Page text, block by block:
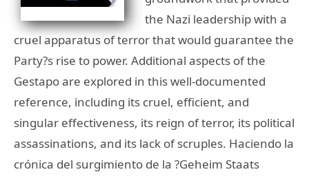
the Nazi leadership with a
cruel apparatus of terror that would guarantee the
Party?s rise to power. Additional aspects of the
Gestapo are explored in this well-documented
reference, including its cruel, efficient, and
singular effectiveness, its reign of terror, its political
assassinations, and its lack of scruples. Haciendo la
crónica del surgimiento de la ?Geheim Staats